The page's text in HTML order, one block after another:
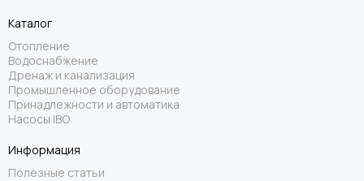
Каталог
Отопление
Водоснабжение
Дренаж и канализация
Промышленное оборудование
Принадлежности и автоматика
Насосы IBO
Информация
Полезные статьи